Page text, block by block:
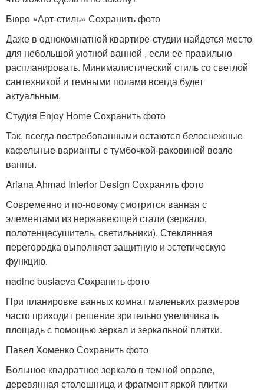
Бюро «Арт-стиль» Сохранить фото
Даже в однокомнатной квартире-студии найдется место
для небольшой уютной ванной , если ее правильно
распланировать. Минималистический стиль со светлой
сантехникой и темными полами всегда будет
актуальным.
Студия Enjoy Home Сохранить фото
Так, всегда востребованными остаются белоснежные
кафельные варианты с тумбочкой-раковиной возле
ванны.
Ariana Ahmad Interior Design Сохранить фото
Современно и по-новому смотрится ванная с
элементами из нержавеющей стали (зеркало,
полотенцесушитель, светильники). Стеклянная
перегородка выполняет защитную и эстетическую
функцию.
nadine buslaeva Сохранить фото
При планировке ванных комнат маленьких размеров
часто приходит решение зрительно увеличивать
площадь с помощью зеркал и зеркальной плитки.
Павел Хоменко Сохранить фото
Большое квадратное зеркало в темной оправе,
деревянная столешница и фрагмент яркой плитки